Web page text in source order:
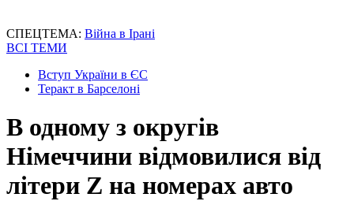
СПЕЦТЕМА: Війна в Ірані
ВСІ ТЕМИ
Вступ України в ЄС
Теракт в Барселоні
В одному з округів
Німеччини відмовилися від
літери Z на номерах авто